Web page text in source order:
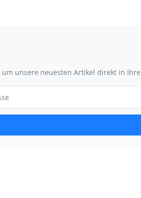
um unsere neuesten Artikel direkt in